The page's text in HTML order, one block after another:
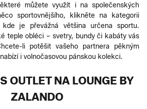
můžete využít i na společenských
sportovnějšího, klikněte na kategorii
kde je převážná většina určena sportu.
teple obléci – svetry, bundy či kabáty vás
li potěšit vašeho partnera pěkným
i volnočasovou pánskou kolekci.
OUTLET NA LOUNGE BY
ZALANDO